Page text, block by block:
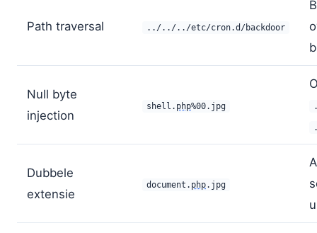
Path traversal ../../../etc/cron.d/backdoor
Null byte
injection
shell. php%00.jpg
Dubbele
extensie
document. php.jpg